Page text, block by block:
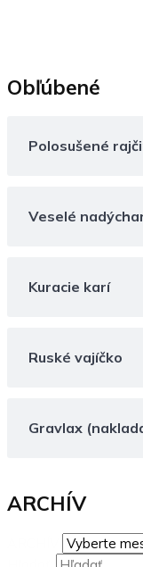
Obľúbené
Polosušené
Veselé
Kuracie karí
Ruské vajíčko
Gravlax
ARCHÍV